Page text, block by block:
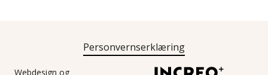
Webdesign og
Personvernserklæring